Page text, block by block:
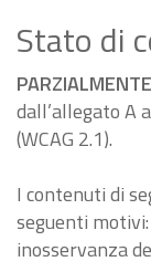
Stato di
dall’allegato A
(WCAG 2.1).
I contenuti di
seguenti motivi:
inosservanza